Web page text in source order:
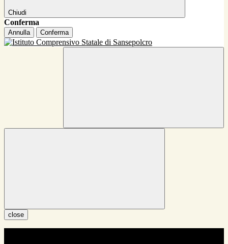
Chiudi
Conferma
Annulla Conferma
close